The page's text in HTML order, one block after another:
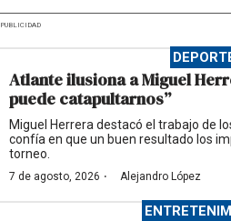
PUBLICIDAD
Atlante ilusiona a Miguel
puede catapultarnos”
Miguel Herrera destacó el trabajo de
confía en que un buen resultado los
torneo.
7 de agosto, 2026 · Alejandro López